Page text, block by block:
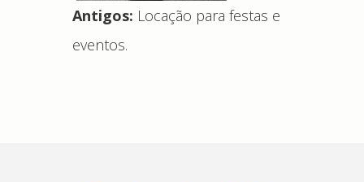
Antigos: Locação para festas e
eventos.